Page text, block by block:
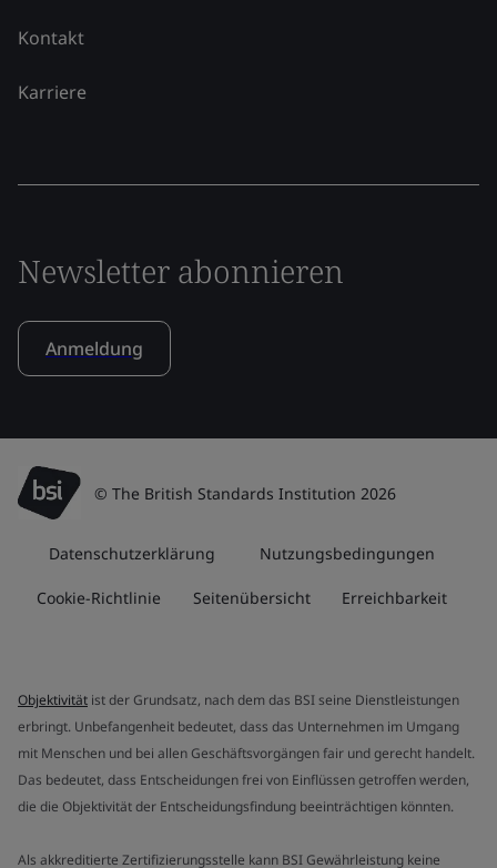
Kontakt
Karriere
Newsletter abonnieren
Anmeldung
© The British Standards Institution 2026
Datenschutzerklärung Nutzungsbedingungen
Cookie-Richtlinie Seitenübersicht Erreichbarkeit
Objektivität ist der Grundsatz, nach dem das BSI seine Dienstleistungen
erbringt. Unbefangenheit bedeutet, dass das Unternehmen im Umgang
mit Menschen und bei allen Geschäftsvorgängen fair und gerecht handelt.
Das bedeutet, dass Entscheidungen frei von Einflüssen getroffen werden,
die die Objektivität der Entscheidungsfindung beeinträchtigen könnten.
Als akkreditierte Zertifizierungsstelle kann BSI Gewährleistung keine